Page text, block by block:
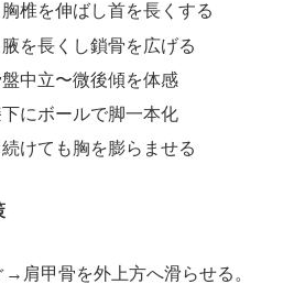
椎を伸ばし首を長くする
を長くし鎖骨を広げる
中立〜微後傾を体感
にボールで脚一本化
けても胸を膨らませる
肩甲骨を外上方へ滑らせる。